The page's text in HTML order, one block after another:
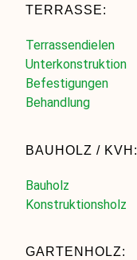
TERRASSE:
Terrassendielen
Unterkonstruktion
Befestigungen
Behandlung
BAUHOLZ / KVH:
Bauholz
Konstruktionsholz
GARTENHOLZ: